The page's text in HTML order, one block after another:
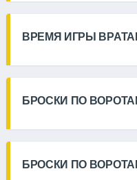
ВРЕМЯ ИГРЫ
БРОСКИ ПО
БРОСКИ ПО